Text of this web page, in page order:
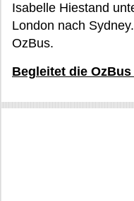
Isabelle Hiestand
London nach
OzBus.
Begleitet die